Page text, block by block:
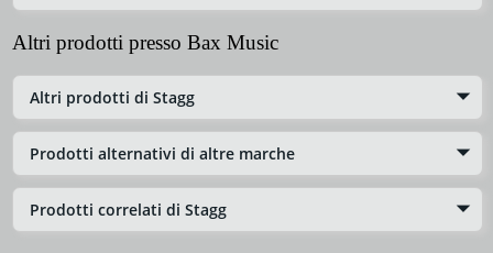
Altri prodotti presso Bax Music
Altri prodotti di Stagg
Prodotti alternativi di altre marche
Prodotti correlati di Stagg